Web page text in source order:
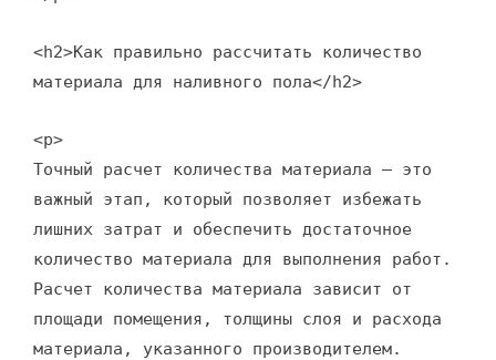
<h2>Как правильно рассчитать количество
материала для наливного пола</h2>
<p>
Точный расчет количества материала – это
важный этап, который позволяет избежать
лишних затрат и обеспечить достаточное
количество материала для выполнения работ.
Расчет количества материала зависит от
площади помещения, толщины слоя и расхода
материала, указанного производителем.